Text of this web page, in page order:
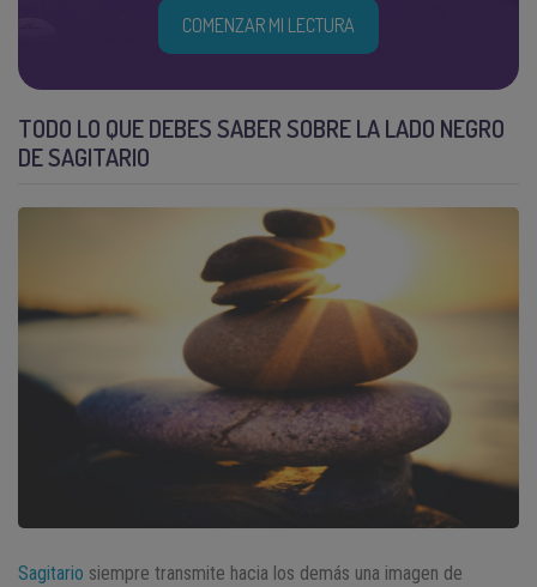
COMENZAR MI LECTURA
TODO LO QUE DEBES SABER SOBRE LA LADO NEGRO
DE SAGITARIO
Sagitario siempre transmite hacia los demás una imagen de